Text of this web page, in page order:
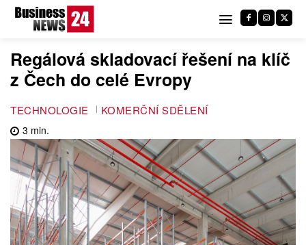
Regálová skladovací řešení na klíč
z Čech do celé Evropy
TECHNOLOGIE KOMERČNÍ SDĚLENÍ
3 min.